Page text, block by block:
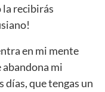
la recibirás
en mi mente
mi
días, que tengas un